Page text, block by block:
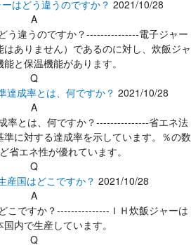
はどう違うのですか？ 2021/10/28
A
う違うのですか？---------------電子ジャー
ありません）であるのに対し、炊飯ジャ
と保温機能があります。
Q
達成率とは、何ですか？ 2021/10/28
A
率とは、何ですか？---------------省エネ法
に対する達成率を示しています。％の数
省エネ性が優れています。
Q
産国はどこですか？ 2021/10/28
A
こですか？---------------ＩＨ炊飯ジャーは
内で生産しています。
Q